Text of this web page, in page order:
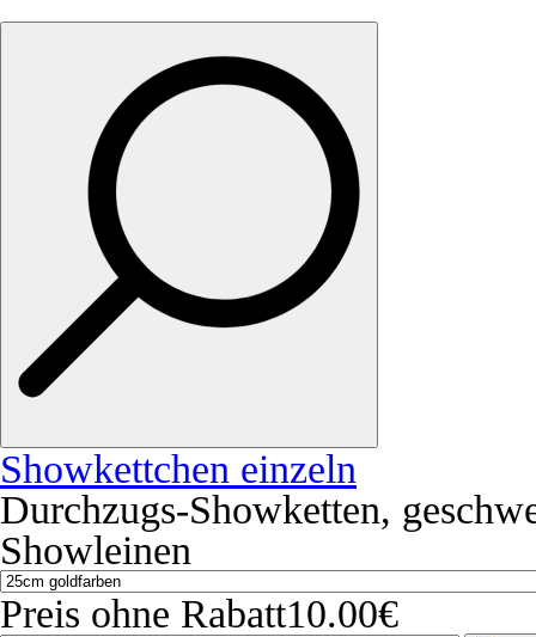
Showkettchen einzeln
Durchzugs-Showketten,
Showleinen
Preis ohne Rabatt10.00€